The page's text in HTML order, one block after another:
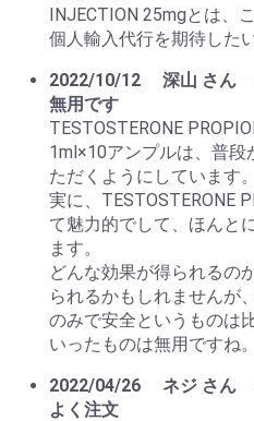
INJECTION 25mgとは、
個人輸入代行を期待した
2022/10/12
深山 さん
無用です
TESTOSTERONE
1ml×10アンプルは、普
ただくようにしています。
実に、TESTOSTERONE
て魅力的でして、ほんと
ます。
どんな効果が得られるの
られるかもしれませんが
のみで安全というものは
いったものは無用ですね。
2022/04/26
ネジ さん
よく注文